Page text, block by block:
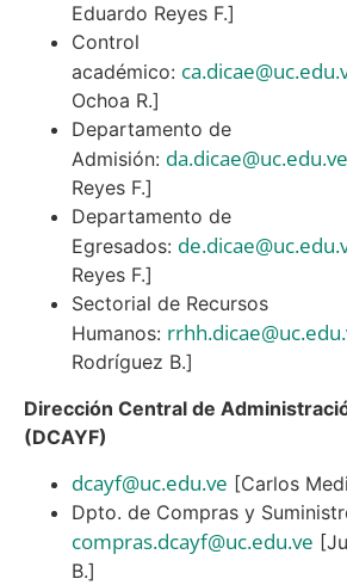
Eduardo Reyes F.]
Control
académico:
Ochoa R.]
Departamento de
Admisión: da.dicae@uc.edu.ve
Reyes F.]
Departamento de
Egresados:
Reyes F.]
Sectorial de Recursos
Humanos:
Rodríguez B.]
Dirección Central de
(DCAYF)
dcayf@uc.edu.ve [Carlos
Dpto. de Compras y
compras.dcayf@uc.edu.ve
B.]